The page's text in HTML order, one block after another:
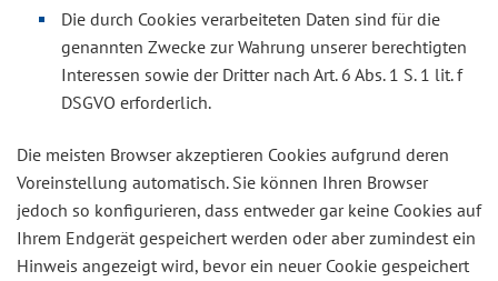
Die durch Cookies verarbeiteten Daten sind für die
genannten Zwecke zur Wahrung unserer berechtigten
Interessen sowie der Dritter nach Art. 6 Abs. 1 S. 1 lit. f
DSGVO erforderlich.
Die meisten Browser akzeptieren Cookies aufgrund deren
Voreinstellung automatisch. Sie können Ihren Browser
jedoch so konfigurieren, dass entweder gar keine Cookies auf
Ihrem Endgerät gespeichert werden oder aber zumindest ein
Hinweis angezeigt wird, bevor ein neuer Cookie gespeichert